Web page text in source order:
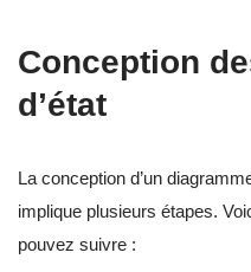
Conception
d’état
La conception d’un
implique plusieurs étapes.
pouvez suivre :